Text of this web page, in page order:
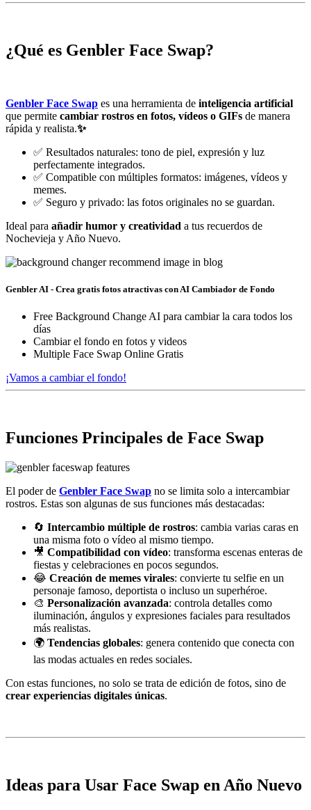
¿Qué es Genbler Face Swap?
Genbler Face Swap es una herramienta de inteligencia artificial
que permite cambiar rostros en fotos, vídeos o GIFs de manera
rápida y realista.✨
✅ Resultados naturales: tono de piel, expresión y luz
perfectamente integrados.
✅ Compatible con múltiples formatos: imágenes, vídeos y
memes.
✅ Seguro y privado: las fotos originales no se guardan.
Ideal para añadir humor y creatividad a tus recuerdos de
Nochevieja y Año Nuevo.
Genbler AI - Crea gratis fotos atractivas con AI Cambiador de Fondo
Free Background Change AI para cambiar la cara todos los
días
Cambiar el fondo en fotos y videos
Multiple Face Swap Online Gratis
¡Vamos a cambiar el fondo!
Funciones Principales de Face Swap
El poder de Genbler Face Swap no se limita solo a intercambiar
rostros. Estas son algunas de sus funciones más destacadas:
🔄 Intercambio múltiple de rostros: cambia varias caras en
una misma foto o vídeo al mismo tiempo.
🎥 Compatibilidad con vídeo: transforma escenas enteras de
fiestas y celebraciones en pocos segundos.
😂 Creación de memes virales: convierte tu selfie en un
personaje famoso, deportista o incluso un superhéroe.
🎨 Personalización avanzada: controla detalles como
iluminación, ángulos y expresiones faciales para resultados
más realistas.
🌍 Tendencias globales: genera contenido que conecta con
las modas actuales en redes sociales.
Con estas funciones, no solo se trata de edición de fotos, sino de
crear experiencias digitales únicas.
Ideas para Usar Face Swap en Año Nuevo